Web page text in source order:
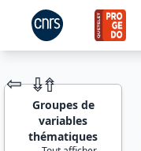
⇦ ⇮⇮
Groupes de
variables
thématiques